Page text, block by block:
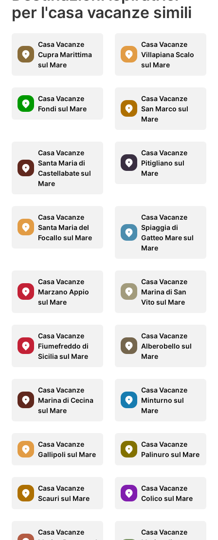
per l'casa vacanze simili
Casa Vacanze
Cupra Marittima
sul Mare
Casa Vacanze
Villapiana Scalo
sul Mare
Casa Vacanze
Fondi sul Mare
Casa Vacanze
San Marco sul
Mare
Casa Vacanze
Santa Maria di
Castellabate sul
Mare
Casa Vacanze
Pitigliano sul
Mare
Casa Vacanze
Santa Maria del
Focallo sul Mare
Casa Vacanze
Spiaggia di
Gatteo Mare sul
Mare
Casa Vacanze
Marzano Appio
sul Mare
Casa Vacanze
Marina di San
Vito sul Mare
Casa Vacanze
Fiumefreddo di
Sicilia sul Mare
Casa Vacanze
Alberobello sul
Mare
Casa Vacanze
Marina di Cecina
sul Mare
Casa Vacanze
Minturno sul
Mare
Casa Vacanze
Gallipoli sul Mare
Casa Vacanze
Palinuro sul Mare
Casa Vacanze
Scauri sul Mare
Casa Vacanze
Colico sul Mare
Casa Vacanze
Casa Vacanze